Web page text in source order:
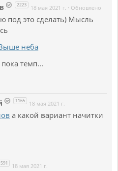
2223 18 мая 2021 г. · Обновлено
под это сделать) Мысль
неба
темп...
1165 18 мая 2021 г.
а какой вариант начитки
591 18 мая 2021 г.